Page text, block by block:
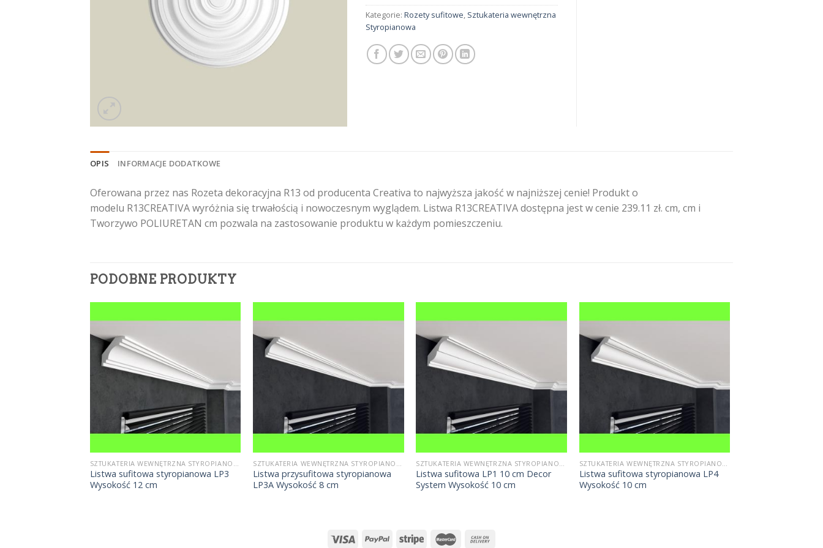
Kategorie: Rozety sufitowe, Sztukateria wewnętrzna
Styropianowa
OPIS INFORMACJE DODATKOWE
Oferowana przez nas Rozeta dekoracyjna R13 od producenta Creativa to najwyższa jakość w najniższej cenie! Produkt o
modelu R13CREATIVA wyróżnia się trwałością i nowoczesnym wyglądem. Listwa R13CREATIVA dostępna jest w cenie 239.11 zł. cm, cm i
Tworzywo POLIURETAN cm pozwala na zastosowanie produktu w każdym pomieszczeniu.
PODOBNE PRODUKTY
Listwa sufitowa styropianowa LP3
Wysokość 12 cm
Listwa przysufitowa styropianowa
LP3A Wysokość 8 cm
Listwa sufitowa LP1 10 cm Decor
System Wysokość 10 cm
Listwa sufitowa styropianowa LP4
Wysokość 10 cm